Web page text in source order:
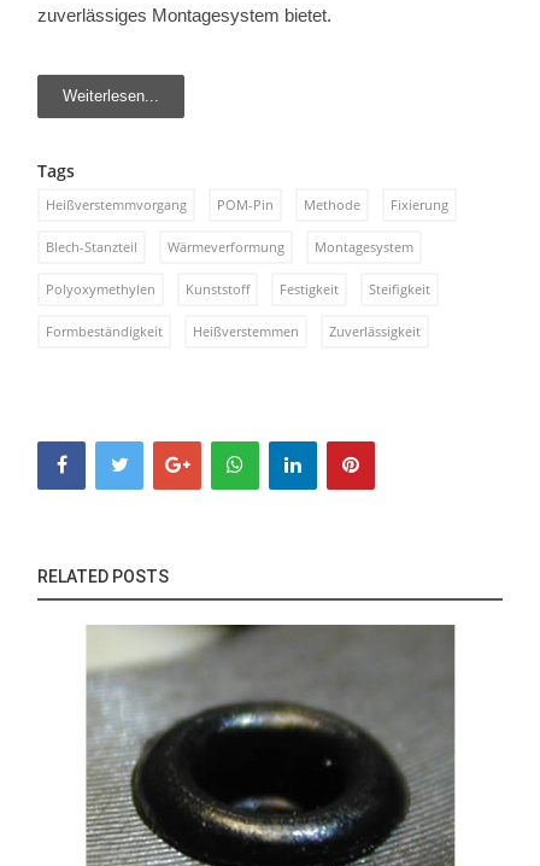
zuverlässiges Montagesystem bietet.
Weiterlesen...
Tags
Heißverstemmvorgang POM-Pin Methode Fixierung
Blech-Stanzteil Wärmeverformung Montagesystem
Polyoxymethylen Kunststoff Festigkeit Steifigkeit
Formbeständigkeit Heißverstemmen Zuverlässigkeit
RELATED POSTS